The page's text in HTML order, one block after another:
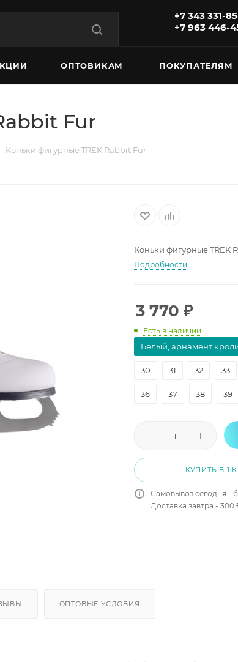
+7 343 331-
+7 963 446-
ОПТОВИКАМ ПОКУПАТЕЛЯМ
Fur
Коньки фигурные TREK Rabbit Fur
Коньки фигурные TREK
Подробности
3 770 ₽
Есть в наличии
Белый, арнамент
30 31 32 33
36 37 38 39
КУПИТЬ В 1
Самовывоз сегодня -
Доставка завтра - 300
ОПТОВЫЕ УСЛОВИЯ